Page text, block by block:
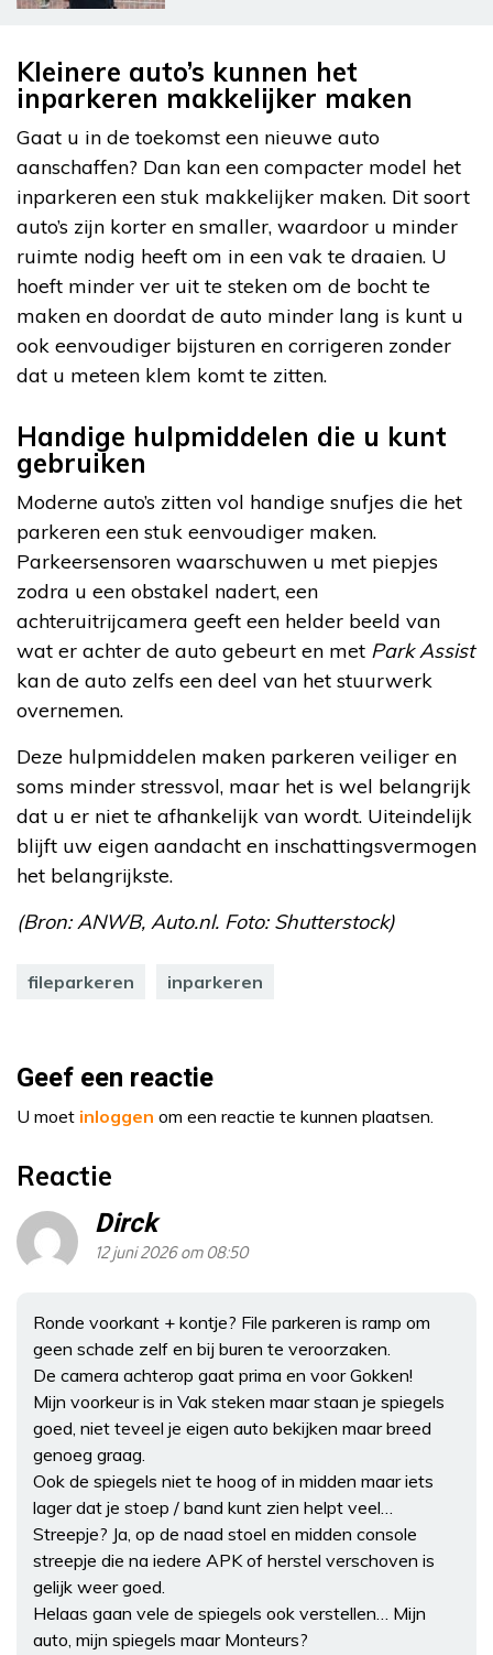
Kleinere auto’s kunnen het
inparkeren makkelijker maken
Gaat u in de toekomst een nieuwe auto
aanschaffen? Dan kan een compacter model het
inparkeren een stuk makkelijker maken. Dit soort
auto’s zijn korter en smaller, waardoor u minder
ruimte nodig heeft om in een vak te draaien. U
hoeft minder ver uit te steken om de bocht te
maken en doordat de auto minder lang is kunt u
ook eenvoudiger bijsturen en corrigeren zonder
dat u meteen klem komt te zitten.
Handige hulpmiddelen die u kunt
gebruiken
Moderne auto’s zitten vol handige snufjes die het
parkeren een stuk eenvoudiger maken.
Parkeersensoren waarschuwen u met piepjes
zodra u een obstakel nadert, een
achteruitrijcamera geeft een helder beeld van
wat er achter de auto gebeurt en met Park Assist
kan de auto zelfs een deel van het stuurwerk
overnemen.
Deze hulpmiddelen maken parkeren veiliger en
soms minder stressvol, maar het is wel belangrijk
dat u er niet te afhankelijk van wordt. Uiteindelijk
blijft uw eigen aandacht en inschattingsvermogen
het belangrijkste.
(Bron: ANWB, Auto.nl. Foto: Shutterstock)
fileparkeren inparkeren
Geef een reactie
U moet inloggen om een reactie te kunnen plaatsen.
Reactie
Dirck
12 juni 2026 om 08:50
Ronde voorkant + kontje? File parkeren is ramp om
geen schade zelf en bij buren te veroorzaken.
De camera achterop gaat prima en voor Gokken!
Mijn voorkeur is in Vak steken maar staan je spiegels
goed, niet teveel je eigen auto bekijken maar breed
genoeg graag.
Ook de spiegels niet te hoog of in midden maar iets
lager dat je stoep / band kunt zien helpt veel…
Streepje? Ja, op de naad stoel en midden console
streepje die na iedere APK of herstel verschoven is
gelijk weer goed.
Helaas gaan vele de spiegels ook verstellen… Mijn
auto, mijn spiegels maar Monteurs?